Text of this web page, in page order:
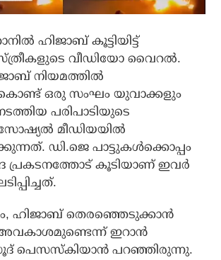
ഹിജാബ് കൂട്ടിയിട്ട്
വീഡിയോ വൈറല്‍.
നിയമത്തില്‍
ഒരു സംഘം യുവാക്കളും
പരിപാടിയുടെ
മീഡിയയില്‍
ഡി.ജെ പാട്ടുകള്‍ക്കൊപ്പം
പ്രകടനത്തോട് കൂടിയാണ് ഇവർ
ഹിജാബ് തെരഞ്ഞെടുക്കാന്‍
ഇറാന്‍
പെസസ്‌കിയാന്‍ പറഞ്ഞിരുന്നു.